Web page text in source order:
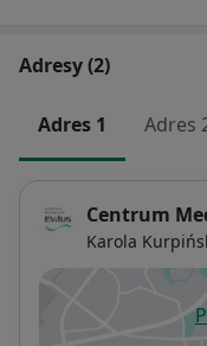
Adresy (2)
Adres 1 Adres
Centrum
Karola